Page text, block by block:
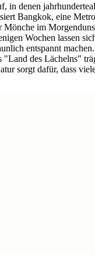
denen
Bangkok, eine
im
Wochen lassen
entspannt
des Lächelns"
sorgt dafür, dass